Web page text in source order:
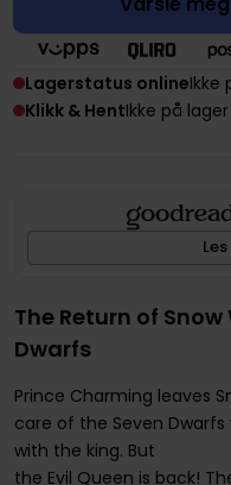
Lagerstatus onlineIkke
Klikk & HentIkke på lager
The Return of
Dwarfs
Prince Charming leaves
care of the Seven
with the king. But
the Evil Queen is back!